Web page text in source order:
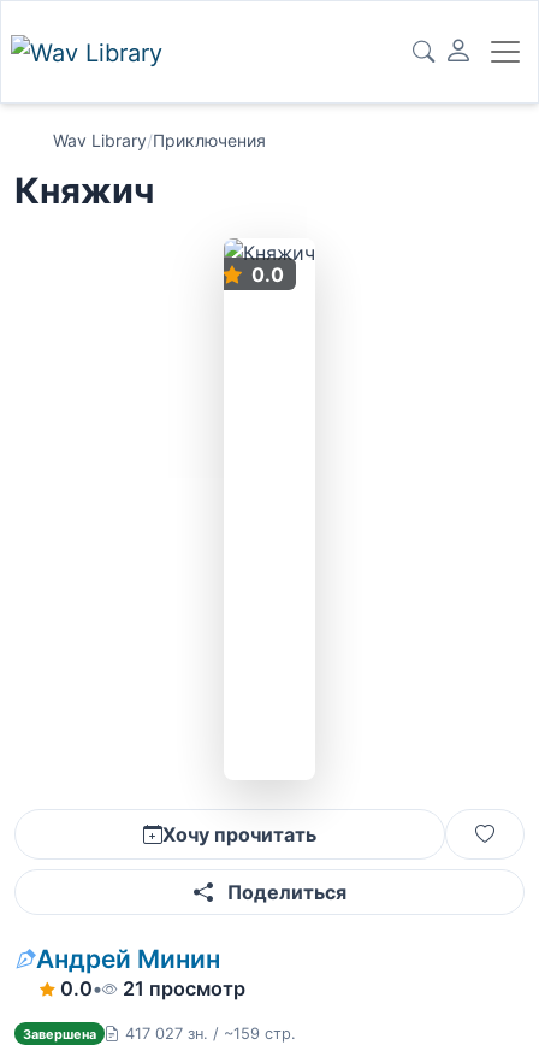
Wav Library/Приключения
Княжич
0.0
Хочу прочитать
Поделиться
Андрей Минин
0.0• 21 просмотр
Завершена
417 027 зн. / ~159 стр.